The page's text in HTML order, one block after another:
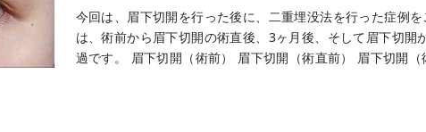
今回は、眉下切開を行った後に、二重埋没法を行った症例
は、術前から眉下切開の術直後、3ヶ月後、そして眉下切開
過です。 眉下切開（術前） 眉下切開（術直前） 眉下切開